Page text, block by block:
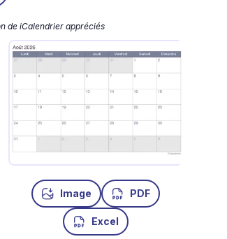
de iCalendrier appréciés
Image PDF
Excel